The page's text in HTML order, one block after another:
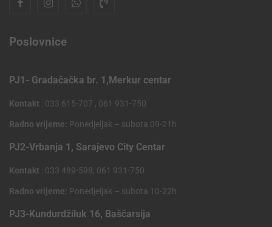
Poslovnice
PJ1- Gradačačka br. 1,Merkur centar
Kontakt : 033 615-707 , 061 931-750
Radno vrijeme: Ponedjeljak – subota 09-21h
PJ2-Vrbanja 1, Sarajevo City Centar
Kontakt : 033 489-598, 061 931-750
Radno vrijeme: Ponedjeljak – subota 10-22h
PJ3-Kundurdžiluk 16, Baščarsija